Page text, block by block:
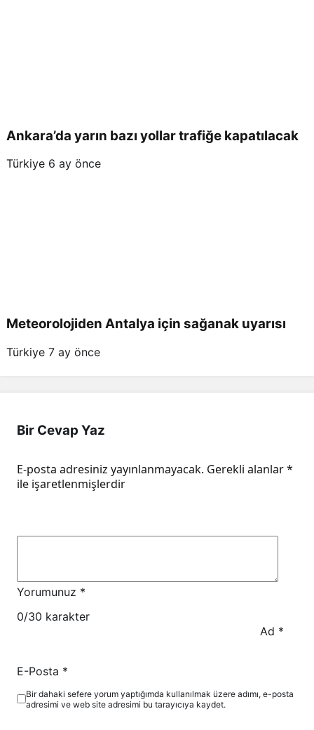
Ankara’da yarın bazı yollar trafiğe kapatılacak
Türkiye 6 ay önce
Meteorolojiden Antalya için sağanak uyarısı
Türkiye 7 ay önce
Bir Cevap Yaz
E-posta adresiniz yayınlanmayacak. Gerekli alanlar*
ile işaretlenmişlerdir
Yorumunuz *
0/30 karakter
Ad *
E-Posta *
Bir dahaki sefere yorum yaptığımda kullanılmak üzere adımı, e-posta
adresimi ve web site adresimi bu tarayıcıya kaydet.